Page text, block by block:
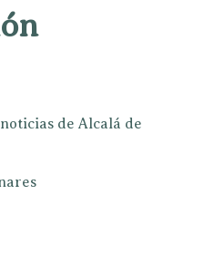
de Alcalá de